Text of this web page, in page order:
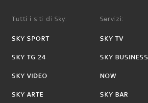
Tutti i siti di Sky:
SKY SPORT
SKY TG 24
SKY VIDEO
SKY ARTE
Servizi:
SKY TV
SKY BUSINESS
NOW
SKY BAR